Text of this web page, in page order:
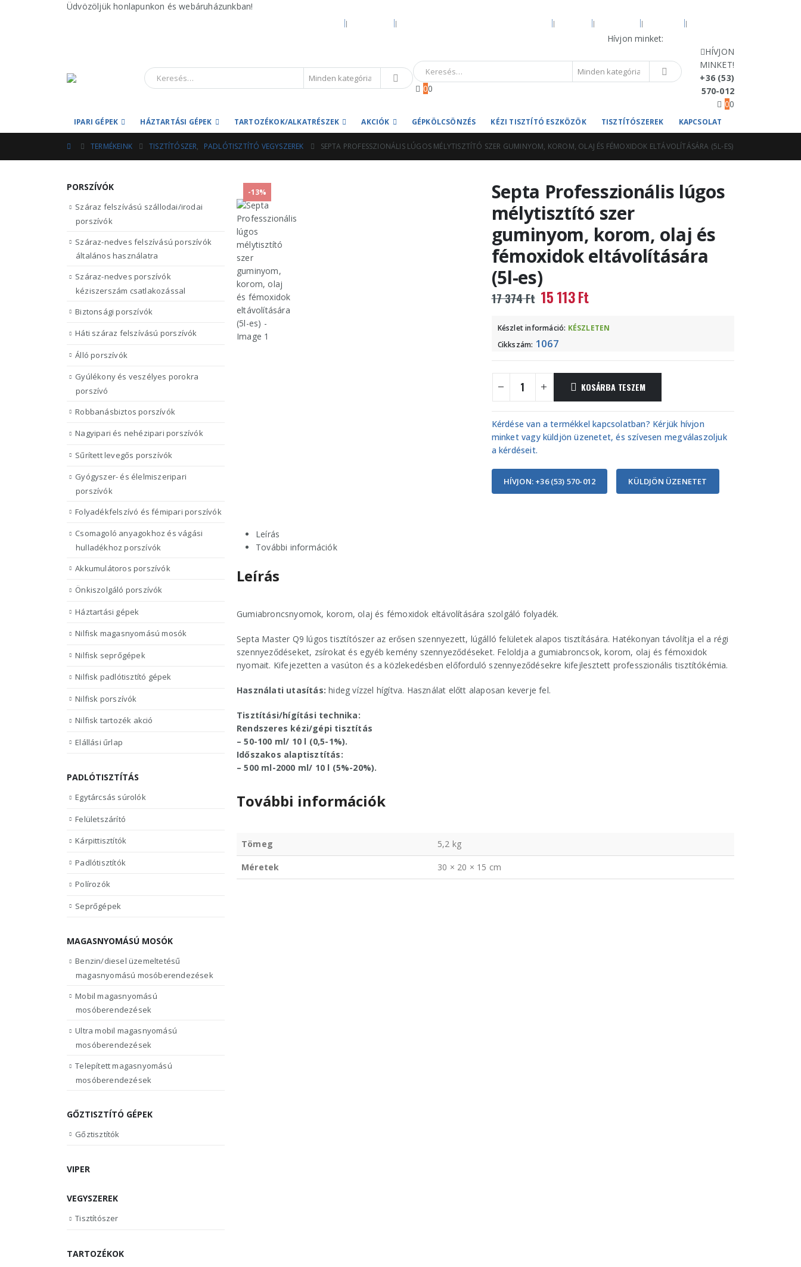
Üdvözöljük honlapunkon és webáruházunkban!
Hívjon minket:
00
HÍVJON
MINKET!
+36 (53)
570-012
00
IPARI GÉPEK HÁZTARTÁSI GÉPEK TARTOZÉKOK/ALKATRÉSZEK AKCIÓK GÉPKÖLCSÖNZÉS KÉZI TISZTÍTÓ ESZKÖZÖK TISZTÍTÓSZEREK KAPCSOLAT
TERMÉKEINK TISZTÍTÓSZER, PADLÓTISZTÍTÓ VEGYSZEREK SEPTA PROFESSZIONÁLIS LÚGOS MÉLYTISZTÍTÓ SZER GUMINYOM, KOROM, OLAJ ÉS FÉMOXIDOK ELTÁVOLÍTÁSÁRA (5L-ES)
-13%
Septa Professzionális lúgos
mélytisztító szer
guminyom, korom, olaj és
fémoxidok eltávolítására
(5l-es)
17 374Ft Original
price
was:
17
374 Ft.
15 113FtCurrent
price
is:
Készlet információ: KÉSZLETEN
Cikkszám: 1067
KOSÁRBA TESZEM
Kérdése van a termékkel kapcsolatban? Kérjük hívjon
minket vagy küldjön üzenetet, és szívesen megválaszoljuk
a kérdéseit.
HÍVJON: +36 (53) 570-012 KÜLDJÖN ÜZENETET
Leírás
További információk
Leírás
Gumiabroncsnyomok, korom, olaj és fémoxidok eltávolítására szolgáló folyadék.
Septa Master Q9 lúgos tisztítószer az erősen szennyezett, lúgálló felületek alapos tisztítására. Hatékonyan távolítja el a régi
szennyeződéseket, zsírokat és egyéb kemény szennyeződéseket. Feloldja a gumiabroncsok, korom, olaj és fémoxidok
nyomait. Kifejezetten a vasúton és a közlekedésben előforduló szennyeződésekre kifejlesztett professzionális tisztítókémia.
Használati utasítás:hideg vízzel hígítva. Használat előtt alaposan keverje fel.
Tisztítási/hígítási technika:
Rendszeres kézi/gépi tisztítás
– 50-100 ml/ 10 l (0,5-1%).
Időszakos alaptisztítás:
– 500 ml-2000 ml/ 10 l (5%-20%).
További információk
Tömeg 5,2 kg
Méretek 30 × 20 × 15 cm
PORSZÍVÓK
Száraz felszívású szállodai/irodai
porszívók
Száraz-nedves felszívású porszívók
általános használatra
Száraz-nedves porszívók
kéziszerszám csatlakozással
Biztonsági porszívók
Háti száraz felszívású porszívók
Álló porszívók
Gyúlékony és veszélyes porokra
porszívó
Robbanásbiztos porszívók
Nagyipari és nehézipari porszívók
Sűrített levegős porszívók
Gyógyszer- és élelmiszeripari
porszívók
Folyadékfelszívó és fémipari porszívók
Csomagoló anyagokhoz és vágási
hulladékhoz porszívók
Akkumulátoros porszívók
Önkiszolgáló porszívók
Háztartási gépek
Nilfisk magasnyomású mosók
Nilfisk seprőgépek
Nilfisk padlótisztító gépek
Nilfisk porszívók
Nilfisk tartozék akció
Elállási űrlap
PADLÓTISZTÍTÁS
Egytárcsás súrolók
Felületszárító
Kárpittisztítók
Padlótisztítók
Polírozók
Seprőgépek
MAGASNYOMÁSÚ MOSÓK
Benzin/diesel üzemeltetésű
magasnyomású mosóberendezések
Mobil magasnyomású
mosóberendezések
Ultra mobil magasnyomású
mosóberendezések
Telepített magasnyomású
mosóberendezések
GŐZTISZTÍTÓ GÉPEK
Gőztisztítók
VIPER
VEGYSZEREK
Tisztítószer
TARTOZÉKOK